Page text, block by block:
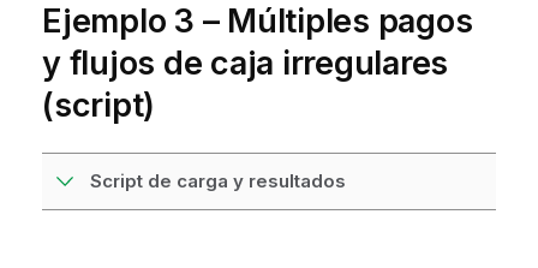
Ejemplo 3 – Múltiples pagos
y flujos de caja irregulares
(script)
Script de carga y resultados